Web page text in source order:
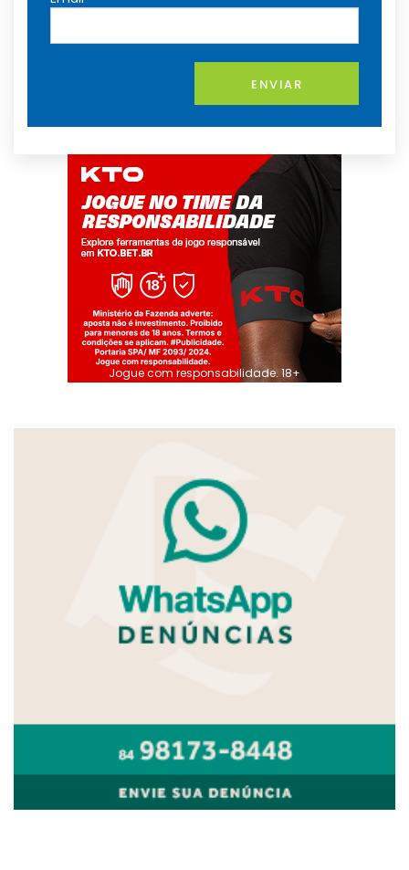
ENVIAR
Jogue com responsabilidade. 18+